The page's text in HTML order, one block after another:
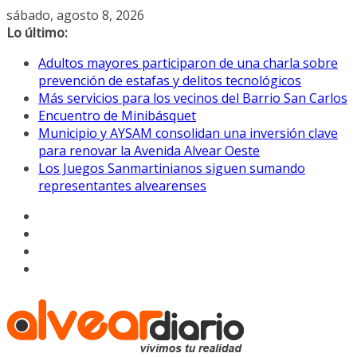
Saltar
al
sábado, agosto 8, 2026
Lo último:
Adultos mayores participaron de una charla sobre
prevención de estafas y delitos tecnológicos
Más servicios para los vecinos del Barrio San Carlos
Encuentro de Minibásquet
Municipio y AYSAM consolidan una inversión clave
para renovar la Avenida Alvear Oeste
Los Juegos Sanmartinianos siguen sumando
representantes alvearenses